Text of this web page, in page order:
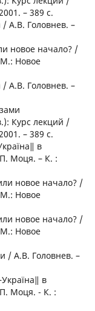
– 389 с.
А.В. Головнев. –
новое начало? /
Новое
А.В. Головнев. –
Курс лекций /
– 389 с.
в
П. Моця. – К. :
новое начало? /
Новое
новое начало? /
Новое
/ А.В. Головнев. –
в
П. Моця. - К. :